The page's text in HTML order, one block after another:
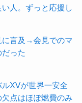
人。ずっと応援し
に言及→会見でのマ
った
XVが世界一安全
点はほぼ燃費のみ